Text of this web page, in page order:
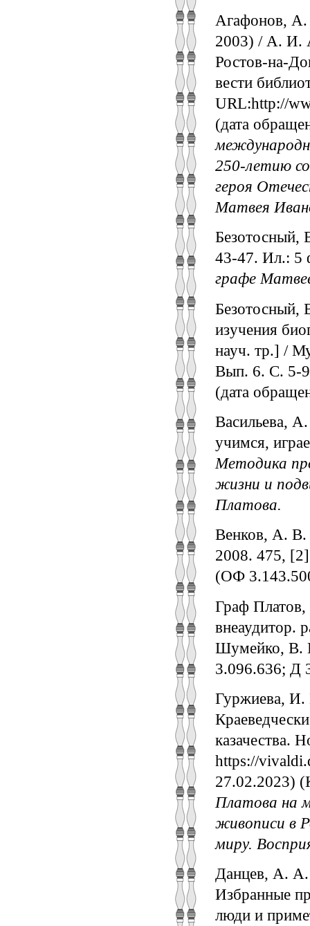
Агафонов, А.
2003) / А. И.
Ростов-на-
вести
URL:http://
(дата
250-летию
героя
Матвея
Безотосный,
43-47. Ил.:
графе
Безотосный,
изучения
науч. тр.] /
Вып. 6. С. 5-
(дата
Васильева,
учимся,
Методика
жизни и
Платова.
Венков, А. В.
2008. 475, [2]
(ОФ
Граф
внеаудитор.
Шумейко, В.
3.096.636; Д
Гуржиева, И.
казачества.
https://
27.02.2023)
Платова на
живописи в
миру.
Данцев, А. А.
Избранные
люди и